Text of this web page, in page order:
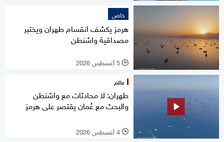
خاص
هرمز يكشف انقسام طهران ويختبر
مصداقية واشنطن
l 5 أغسطس 2026
عالم
طهران: لا محادثات مع واشنطن
والبحث مع عُمان يقتصر على هرمز
l 4 أغسطس 2026